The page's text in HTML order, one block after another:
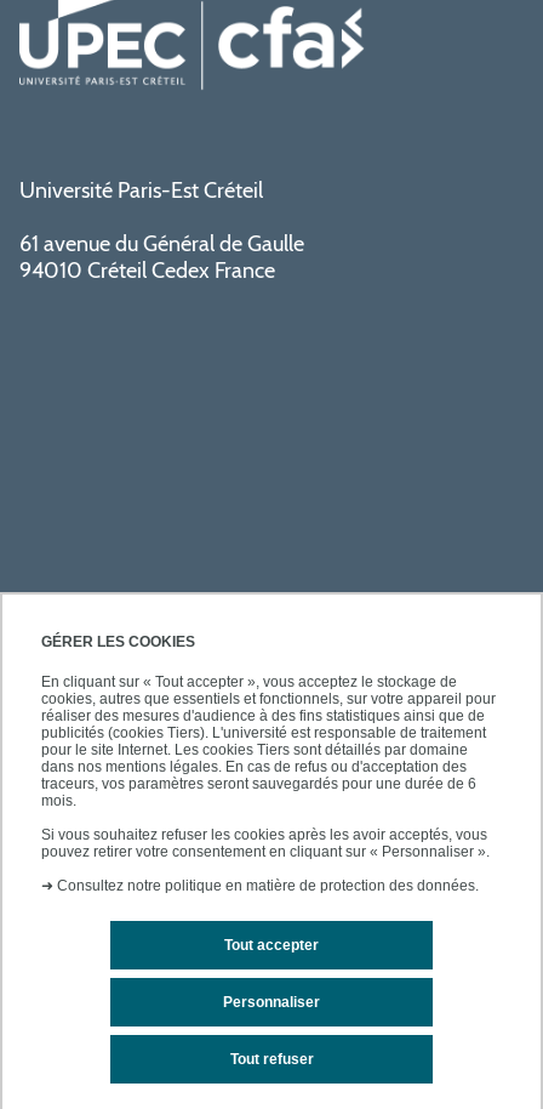
GÉRER LES COOKIES
En cliquant sur « Tout accepter », vous acceptez le stockage de
cookies, autres que essentiels et fonctionnels, sur votre appareil pour
réaliser des mesures d'audience à des fins statistiques ainsi que de
publicités (cookies Tiers). L'université est responsable de traitement
pour le site Internet. Les cookies Tiers sont détaillés par domaine
dans nos mentions légales. En cas de refus ou d'acceptation des
traceurs, vos paramètres seront sauvegardés pour une durée de 6
mois.
Si vous souhaitez refuser les cookies après les avoir acceptés, vous
pouvez retirer votre consentement en cliquant sur « Personnaliser ».
➜ Consultez notre politique en matière de protection des données.
Tout accepter
Tout refuser
Personnaliser
Université Paris-Est Créteil
61 avenue du Général de Gaulle
94010 Créteil Cedex France
PRATIQUE
À PROPOS DE L'UPEC
SUIVEZ-NOUS
Mentions légales